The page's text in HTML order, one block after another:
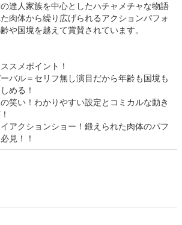
達人家族を中心としたハチャメチャな物語
肉体から繰り広げられるアクションパフォ
や国境を越えて賞賛されています。
スメポイント！
バル＝セリフ無し演目だから年齢も国境も
める！
笑い！わかりやすい設定とコミカルな動き
アクションショー！鍛えられた肉体のパフ
見！！